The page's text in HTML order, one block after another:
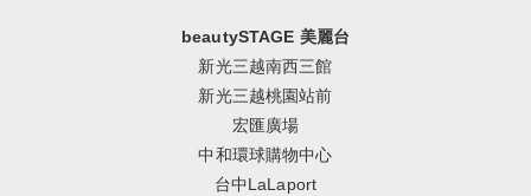
beautySTAGE 美麗台
新光三越南西三館
新光三越桃園站前
宏匯廣場
中和環球購物中心
台中LaLaport